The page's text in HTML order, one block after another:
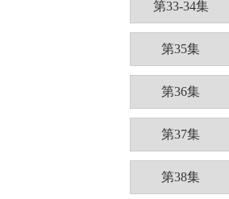
第33-34集
第35集
第36集
第37集
第38集